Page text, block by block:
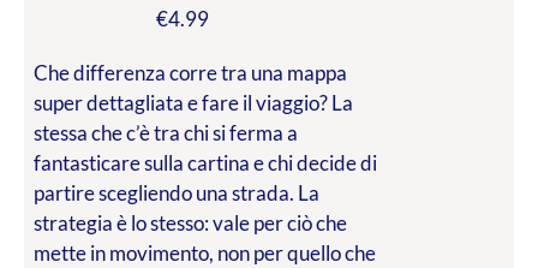
€4.99
Che differenza corre tra una mappa
super dettagliata e fare il viaggio? La
stessa che c’è tra chi si ferma a
fantasticare sulla cartina e chi decide di
partire scegliendo una strada. La
strategia è lo stesso: vale per ciò che
mette in movimento, non per quello che